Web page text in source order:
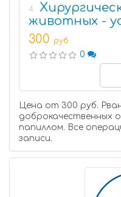
4
животных -
300 руб.
0
Цена от 300 руб.
доброкачественных
папиллом. Все
записи.